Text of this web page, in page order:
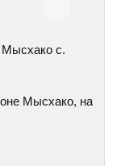
Мысхако с.
Mысхако, на